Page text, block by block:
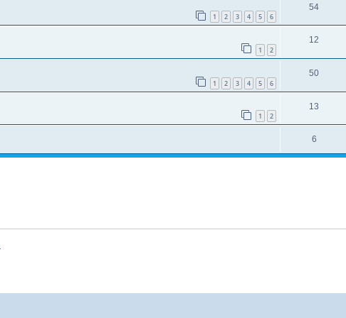
1 2 3 4 5 6
54
1 2
12
1 2 3 4 5 6
50
1 2
13
6